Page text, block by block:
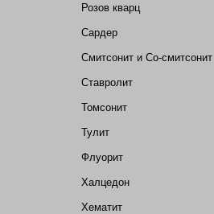
Розов кварц
Сардер
Смитсонит и Со-смитсонит
Ставролит
Томсонит
Тулит
Флуорит
Халцедон
Хематит